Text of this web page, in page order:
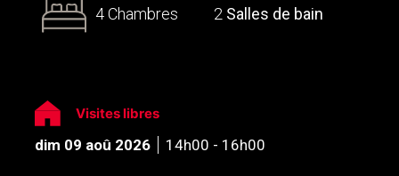
4 Chambres 2 Salles de bain
Visites libres
dim 09 aoû 2026 14h00 - 16h00